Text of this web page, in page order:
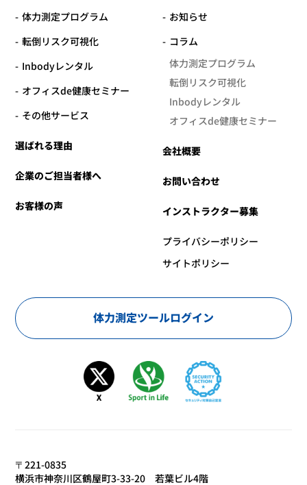
体力測定プログラム
転倒リスク可視化
Inbodyレンタル
オフィスde健康セミナー
その他サービス
選ばれる理由
企業のご担当者様へ
お客様の声
お知らせ
コラム
体力測定プログラム
転倒リスク可視化
Inbodyレンタル
オフィスde健康セミナー
会社概要
お問い合わせ
インストラクター募集
プライバシーポリシー
サイトポリシー
体力測定ツールログイン
〒221-0835
横浜市神奈川区鶴屋町3-33-20 若葉ビル4階